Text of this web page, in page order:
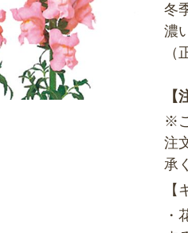
冬
濃
【
※
注
承
【
・